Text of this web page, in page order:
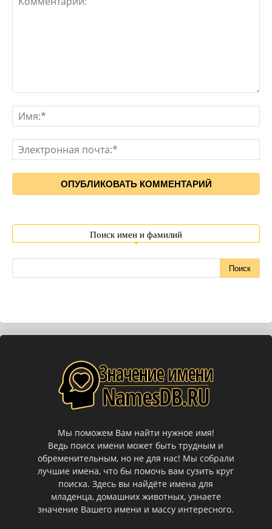
Поиск имен и фамилий
Мы поможем Вам найти нужное имя!
Ведь поиск имени может быть трудным и
обременительным, но не для нас! Мы собрали
лучшие имена, что бы помочь вам сузить круг
поиска. Здесь вы найдёте имена для
младенца, домашних животных, узнаете
значение Вашего имени и массу интересного.